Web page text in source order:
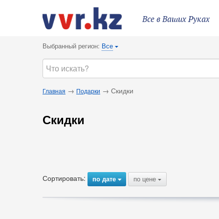
Все в Ваших Руках
Выбранный регион: Все {
Главная → Подарки → Скидки
Скидки
Сортировать: по дате{ по цене {